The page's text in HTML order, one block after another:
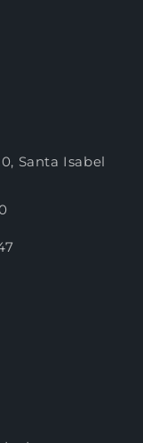
Santa Isabel
meses
y